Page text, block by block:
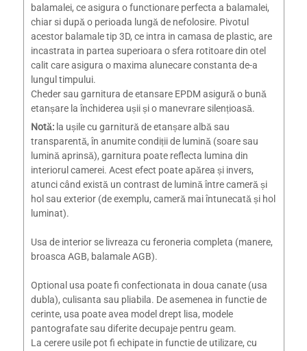
balamalei, ce asigura o functionare perfecta a balamalei,
chiar si după o perioada lungă de nefolosire. Pivotul
acestor balamale tip 3D, ce intra in camasa de plastic, are
incastrata in partea superioara o sfera rotitoare din otel
calit care asigura o maxima alunecare constanta de-a
lungul timpului.
Cheder sau garnitura de etansare EPDM asigură o bună
etanșare la închiderea ușii și o manevrare silențioasă.
Notă:la ușile cu garnitură de etanșare albă sau
transparentă, în anumite condiții de lumină (soare sau
lumină aprinsă), garnitura poate reflecta lumina din
interiorul camerei. Acest efect poate apărea și invers,
atunci când există un contrast de lumină între cameră și
hol sau exterior (de exemplu, cameră mai întunecată și hol
luminat).
Usa de interior se livreaza cu feroneria completa (manere,
broasca AGB, balamale AGB).
Optional usa poate fi confectionata in doua canate (usa
dubla), culisanta sau pliabila. De asemenea in functie de
cerinte, usa poate avea model drept lisa, modele
pantografate sau diferite decupaje pentru geam.
La cerere usile pot fi echipate in functie de utilizare, cu